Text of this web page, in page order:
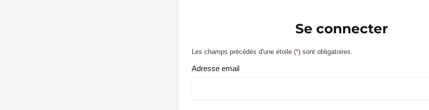
Se connecter
Les champs précédés d'une étoile (*) sont obligatoires.
Adresse email